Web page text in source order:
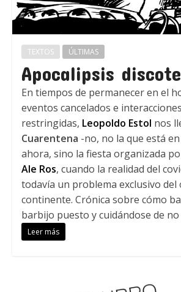
TEXTOS ÚLTIMAS
Apocalipsis
En tiempos de permanecer en el
eventos cancelados e
restringidas, Leopoldo Estol nos
Cuarentena -no, no la que está
ahora, sino la fiesta organizada
Ale Ros, cuando la realidad del
todavía un problema exclusivo del
continente. Crónica sobre cómo
barbijo puesto y cuidándose de
Leer más